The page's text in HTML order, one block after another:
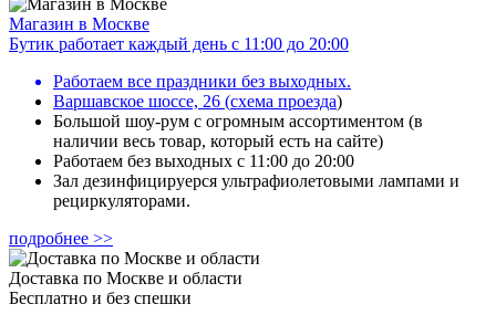
Магазин в Москве
Бутик работает каждый день с 11:00 до 20:00
Работаем все праздники без выходных.
Варшавское шоссе, 26 (схема проезда)
Большой шоу-рум с огромным ассортиментом (в
наличии весь товар, который есть на сайте)
Работаем без выходных с 11:00 до 20:00
Зал дезинфицируерся ультрафиолетовыми лампами и
рециркуляторами.
подробнее >>
Доставка по Москве и области
Бесплатно и без спешки